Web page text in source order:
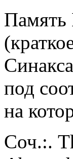
Память
под
на
Соч.:.